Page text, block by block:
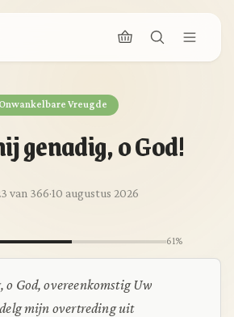
Onwankelbare Vreugde
genadig, o God!
van 366·10 augustus 2026
61%
o God, overeenkomstig Uw
mijn overtreding uit